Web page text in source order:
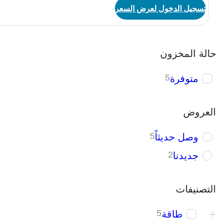
تسجيل الدخول لعرض السعر
حالة المخزون
متوفرة5
العروض
وصل حديثاً5
جديدنا2
التصنيفات
طاقة5